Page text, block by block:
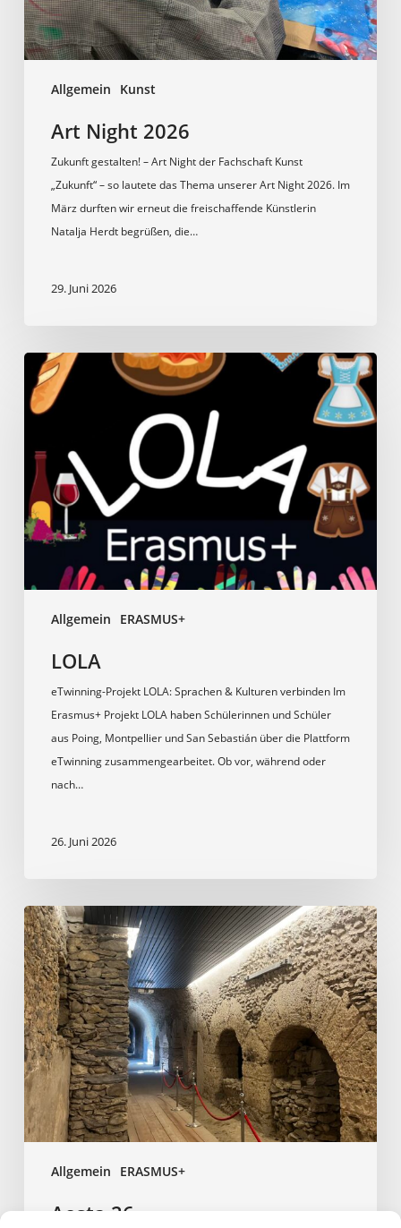
Allgemein Kunst
Art Night 2026
Zukunft gestalten! – Art Night der Fachschaft Kunst
„Zukunft“ – so lautete das Thema unserer Art Night 2026. Im
März durften wir erneut die freischaffende Künstlerin
Natalja Herdt begrüßen, die…
29. Juni 2026
Allgemein ERASMUS+
LOLA
LOLA
eTwinning-Projekt LOLA: Sprachen & Kulturen verbinden Im
Erasmus+ Projekt LOLA haben Schülerinnen und Schüler
aus Poing, Montpellier und San Sebastián über die Plattform
eTwinning zusammengearbeitet. Ob vor, während oder
nach…
26. Juni 2026
Allgemein ERASMUS+
Aosta
26
Aosta 26